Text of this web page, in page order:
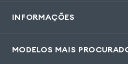
INFORMAÇÕES
MODELOS MAIS